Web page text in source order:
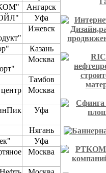
Ангарск
Уфа
Ижевск
Казань
Москва
Тамбов
Москва
Уфа
Нягань
Уфа
Москва